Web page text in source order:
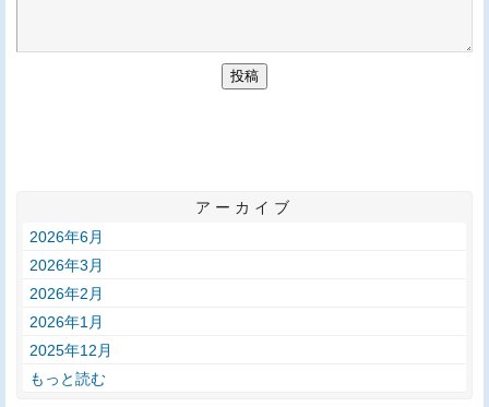
アーカイブ
2026年6月
2026年3月
2026年2月
2026年1月
2025年12月
もっと読む